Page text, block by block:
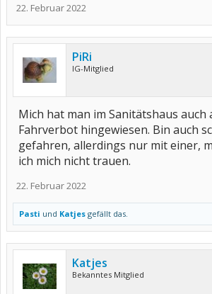
22. Februar 2022
PiRi
IG-Mitglied
Mich hat man im Sanitätshaus auch
Fahrverbot hingewiesen. Bin auch
gefahren, allerdings nur mit einer,
ich mich nicht trauen.
22. Februar 2022
Pasti und Katjes gefällt das.
Katjes
Bekanntes Mitglied